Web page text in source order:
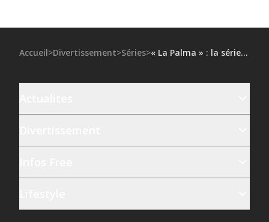
Accueil>Divertissement>Séries> « La Palma » : la série norvégienne à succès bientôt de retour sur Netflix